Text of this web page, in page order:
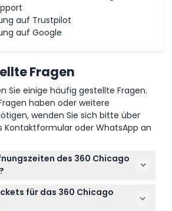
auf Trustpilot
auf Google
Fragen
Sie einige häufig gestellte Fragen.
haben oder weitere
wenden Sie sich bitte über
Kontaktformular oder WhatsApp an
des 360 Chicago
ist täglich von 9:00 bis 23:00 Uhr
Einlass ist um 22:00 Uhr
für das 360 Chicago